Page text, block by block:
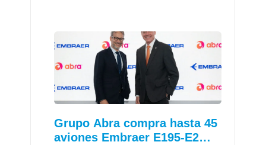
Grupo Abra compra hasta 45
aviones Embraer E195-E2…